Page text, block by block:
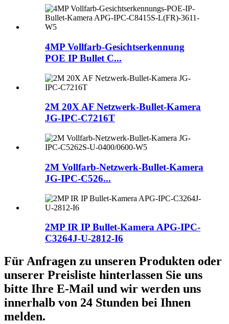
4MP Vollfarb-Gesichtserkennung
POE IP Bullet C...
2M 20X AF Netzwerk-Bullet-Kamera
JG-IPC-C7216T
2M Vollfarb-Netzwerk-Bullet-Kamera
JG-IPC-C526...
2MP IR IP Bullet-Kamera APG-IPC-
C3264J-U-2812-I6
Für Anfragen zu unseren Produkten oder
unserer Preisliste hinterlassen Sie uns
bitte Ihre E-Mail und wir werden uns
innerhalb von 24 Stunden bei Ihnen
melden.